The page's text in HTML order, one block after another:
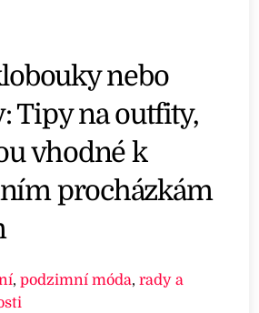
nebo
Tipy na outfity,
vhodné k
procházkám
,podzimní móda,rady a